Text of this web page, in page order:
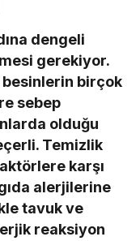
dengeli
gerekiyor.
birçok
sebep
olduğu
Temizlik
karşı
alerjilerine
tavuk ve
reaksiyon